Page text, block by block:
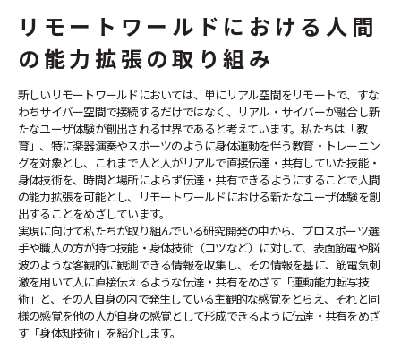
リモートワールドにおける人間
の能力拡張の取り組み
新しいリモートワールドにおいては、単にリアル空間をリモートで、すな
わちサイバー空間で接続するだけではなく、リアル・サイバーが融合し新
たなユーザ体験が創出される世界であると考えています。私たちは「教
育」、特に楽器演奏やスポーツのように身体運動を伴う教育・トレーニン
グを対象とし、これまで人と人がリアルで直接伝達・共有していた技能・
身体技術を、時間と場所によらず伝達・共有できるようにすることで人間
の能力拡張を可能とし、リモートワールドにおける新たなユーザ体験を創
出することをめざしています。
実現に向けて私たちが取り組んでいる研究開発の中から、プロスポーツ選
手や職人の方が持つ技能・身体技術（コツなど）に対して、表面筋電や脳
波のような客観的に観測できる情報を収集し、その情報を基に、筋電気刺
激を用いて人に直接伝えるような伝達・共有をめざす「運動能力転写技
術」と、その人自身の内で発生している主観的な感覚をとらえ、それと同
様の感覚を他の人が自身の感覚として形成できるように伝達・共有をめざ
す「身体知技術」を紹介します。